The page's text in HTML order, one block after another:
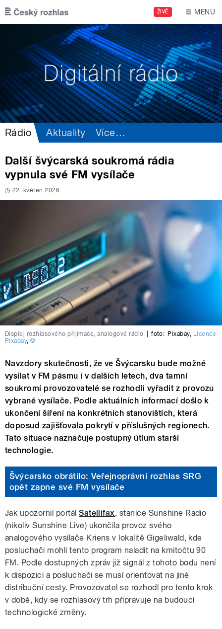
Přejít k hlavnímu obsahu
ŽIVĚ MENU
Rádio Aktuality Více…
Další švýcarská soukromá rádia
vypnula své FM vysílače
22. květen 2026
Displej rozhlasového přijímače, analogové rádio foto: Pixabay, Licence
Pixabay,©
Navzdory skutečnosti, že ve Švýcarsku bude možné
vysílat v FM pásmu i v dalších letech, dva tamní
soukromí provozovatelé se rozhodli vyřadit z provozu
vybrané vysílače. Podle aktuálních informací došlo k
ukončení šíření na konkrétních stanovištích, která
doposud zajišťovala pokrytí v příslušných regionech.
Tato situace naznačuje postupný útlum starší
technologie.
Švýcarsko obrátilo: Veřejnoprávní rozhlas SRG
opět zapne své FM vysílače
Jak upozornil portálSatellifax, stanice Sunshine Radio
(nikoliv Sunshine Live) ukončila provoz svého
analogového vysílače Kriens v lokalitě Gigeliwald, kde
posluchači mohli tento program naladit na kmitočtu 90
FM. Podle dostupných zpráv již signál z tohoto bodu není
k dispozici a posluchači se musí orientovat na jiné
distribuční cesty. Provozovatel se rozhodl pro tento krok
v době, kdy se rozhlasový trh připravuje na budoucí
technologické změny.